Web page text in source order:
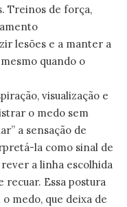
Treinos de força,
lesões e a manter a
quando o
visualização e
o medo sem
a sensação de
la como sinal de
a linha escolhida
recuar. Essa postura
medo, que deixa de